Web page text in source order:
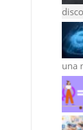
una